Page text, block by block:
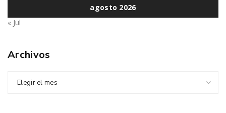
agosto 2026
« Jul
Archivos
Elegir el mes